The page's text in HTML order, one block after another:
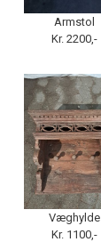
Armstol
Kr. 2200,-
Væghylde
Kr. 1100,-